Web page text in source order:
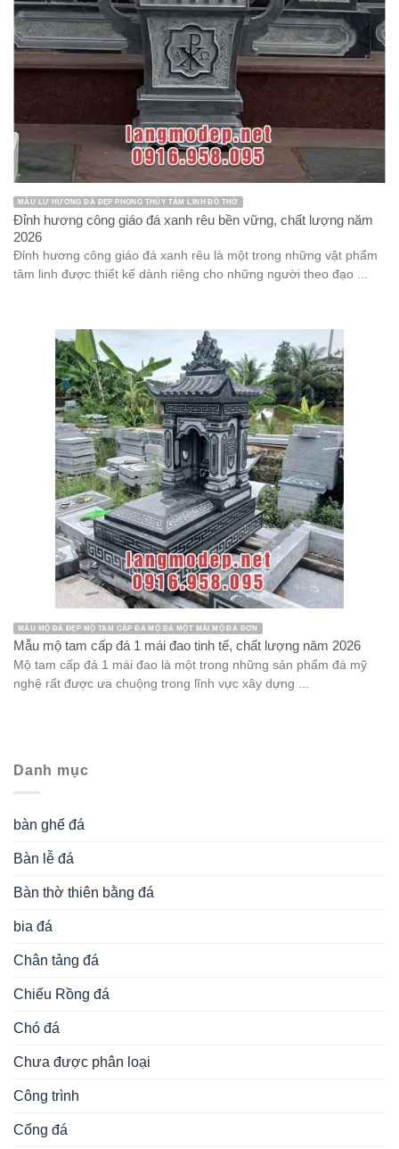
MẪU LƯ HƯƠNG ĐÁ ĐẸP PHONG THỦY TÂM LINH ĐỒ THỜ
Đỉnh hương công giáo đá xanh rêu bền vững, chất lượng năm
2026
Đỉnh hương công giáo đá xanh rêu là một trong những vật phẩm
tâm linh được thiết kế dành riêng cho những người theo đạo ...
MẪU MỘ ĐÁ ĐẸP MỘ TAM CẤP ĐÁ MỘ ĐÁ MỘT MÁI MỘ ĐÁ ĐƠN
Mẫu mộ tam cấp đá 1 mái đao tinh tế, chất lượng năm 2026
Mộ tam cấp đá 1 mái đao là một trong những sản phẩm đá mỹ
nghệ rất được ưa chuộng trong lĩnh vực xây dựng ...
Danh mục
bàn ghế đá
Bàn lễ đá
Bàn thờ thiên bằng đá
bia đá
Chân tảng đá
Chiếu Rồng đá
Chó đá
Chưa được phân loại
Công trình
Cổng đá